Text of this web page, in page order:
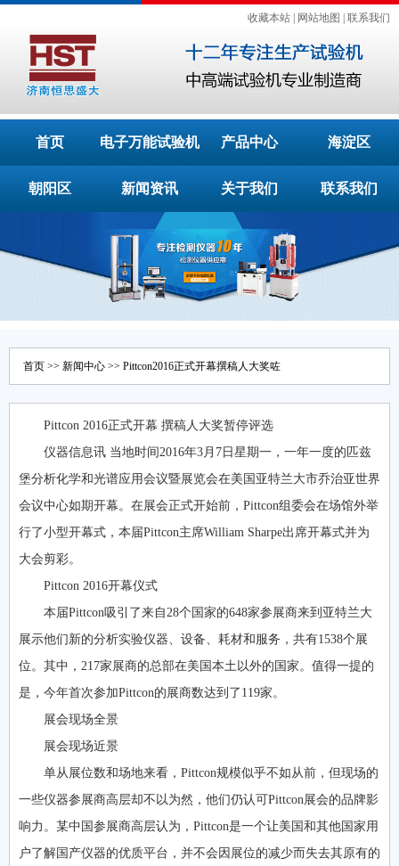
收藏本站 网站地图 联系我们
首页 电子万能试验机 产品中心 海淀区
朝阳区 新闻资讯 关于我们 联系我们
首页 >> 新闻中心 >> Pittcon2016正式开幕撰稿人大奖咗
Pittcon 2016正式开幕 撰稿人大奖暂停评选
仪器信息讯 当地时间2016年3月7日星期一，一年一度的匹兹
堡分析化学和光谱应用会议暨展览会在美国亚特兰大市乔治亚世界
会议中心如期开幕。在展会正式开始前，Pittcon组委会在场馆外举
行了小型开幕式，本届Pittcon主席William Sharpe出席开幕式并为
大会剪彩。
Pittcon 2016开幕仪式
本届Pittcon吸引了来自28个国家的648家参展商来到亚特兰大
展示他们新的分析实验仪器、设备、耗材和服务，共有1538个展
位。其中，217家展商的总部在美国本土以外的国家。值得一提的
是，今年首次参加Pittcon的展商数达到了119家。
展会现场全景
展会现场近景
单从展位数和场地来看，Pittcon规模似乎不如从前，但现场的
一些仪器参展商高层却不以为然，他们仍认可Pittcon展会的品牌影
响力。某中国参展商高层认为，Pittcon是一个让美国和其他国家用
户了解国产仪器的优质平台，并不会因展位的减少而失去其原有的